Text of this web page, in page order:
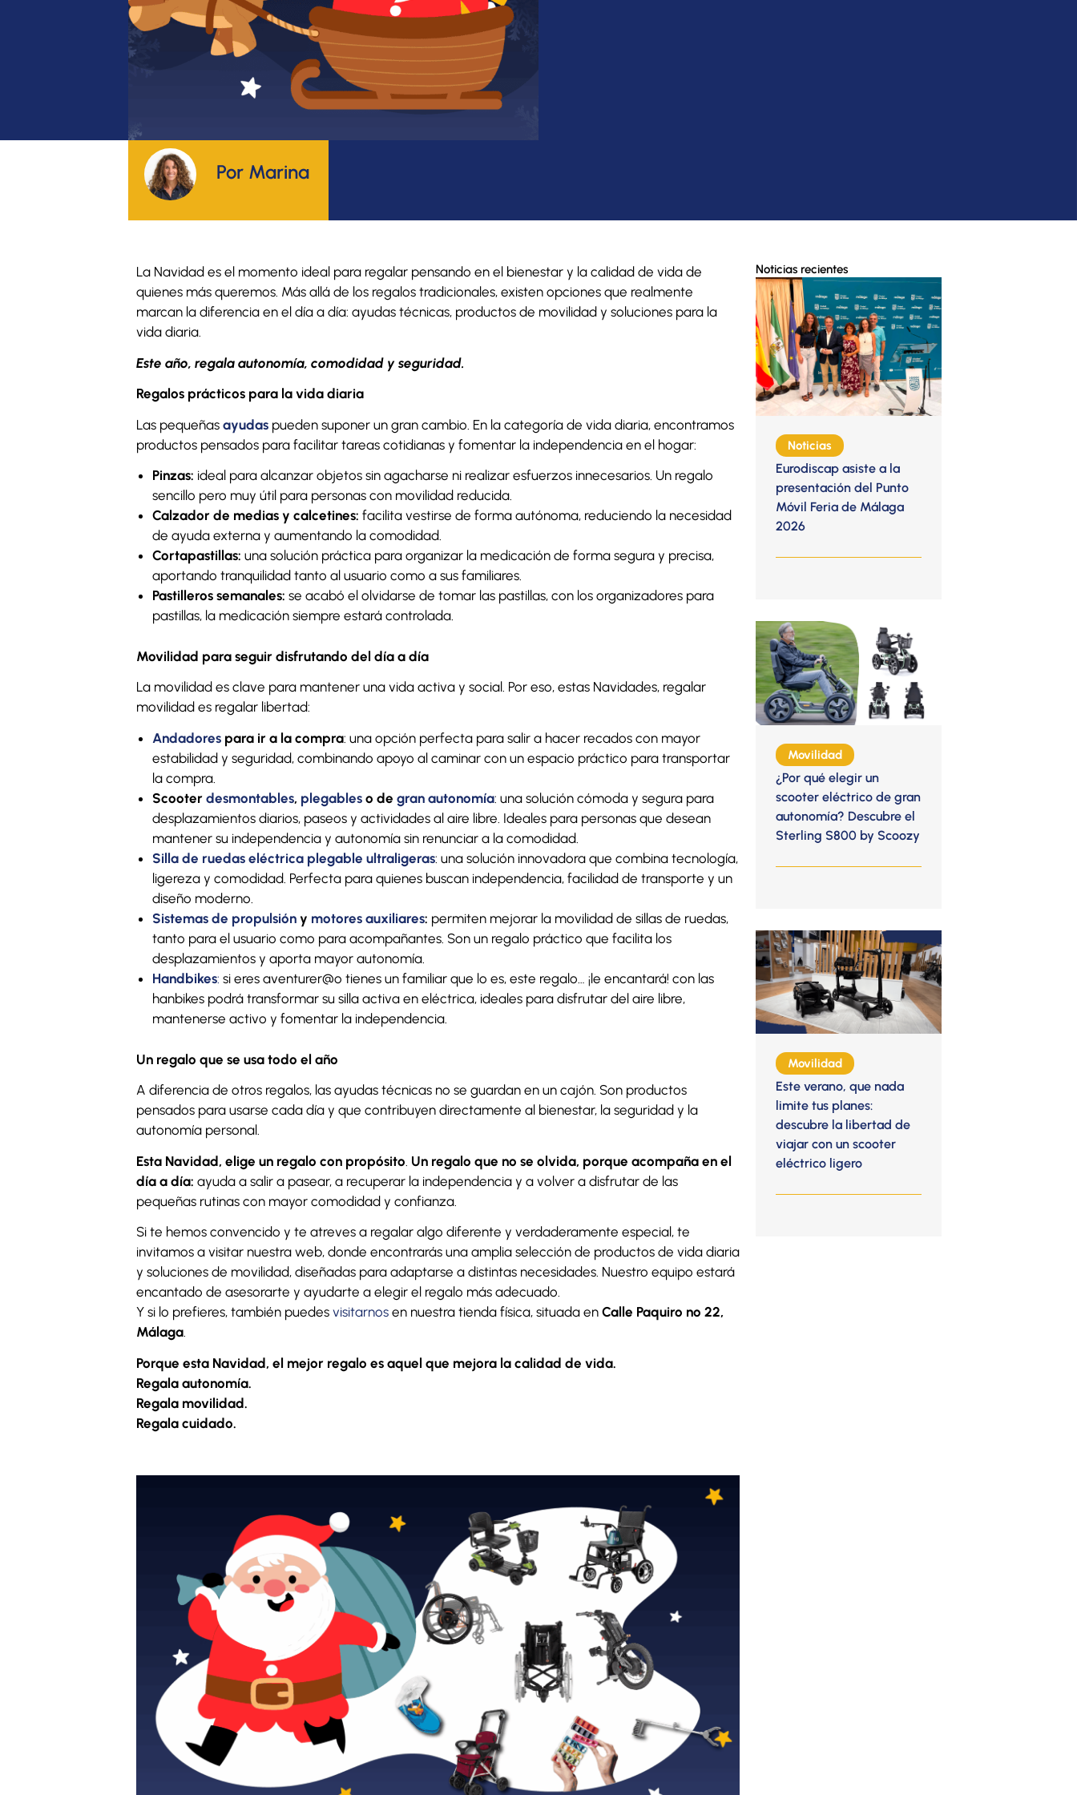
Por Marina
La Navidad es el momento ideal para regalar pensando en el bienestar y la calidad de vida de
quienes más queremos. Más allá de los regalos tradicionales, existen opciones que realmente
marcan la diferencia en el día a día: ayudas técnicas, productos de movilidad y soluciones para la
vida diaria.
Este año, regala autonomía, comodidad y seguridad.
Regalos prácticos para la vida diaria
Las pequeñas ayudaspueden suponer un gran cambio. En la categoría de vida diaria, encontramos
productos pensados para facilitar tareas cotidianas y fomentar la independencia en el hogar:
Pinzas: ideal para alcanzar objetos sin agacharse ni realizar esfuerzos innecesarios. Un regalo
sencillo pero muy útil para personas con movilidad reducida.
Calzador de medias y calcetines: facilita vestirse de forma autónoma, reduciendo la necesidad
de ayuda externa y aumentando la comodidad.
Cortapastillas: una solución práctica para organizar la medicación de forma segura y precisa,
aportando tranquilidad tanto al usuario como a sus familiares.
Pastilleros semanales: se acabó el olvidarse de tomar las pastillas, con los organizadores para
pastillas, la medicación siempre estará controlada.
Movilidad para seguir disfrutando del día a día
La movilidad es clave para mantener una vida activa y social. Por eso, estas Navidades, regalar
movilidad es regalar libertad:
Andadorespara ir a la compra: una opción perfecta para salir a hacer recados con mayor
estabilidad y seguridad, combinando apoyo al caminar con un espacio práctico para transportar
la compra.
Scooter desmontables, plegableso de gran autonomía: una solución cómoda y segura para
desplazamientos diarios, paseos y actividades al aire libre. Ideales para personas que desean
mantener su independencia y autonomía sin renunciar a la comodidad.
Silla de ruedas eléctrica plegable ultraligeras: una solución innovadora que combina tecnología,
ligereza y comodidad. Perfecta para quienes buscan independencia, facilidad de transporte y un
diseño moderno.
Sistemas de propulsióny motores auxiliares: permiten mejorar la movilidad de sillas de ruedas,
tanto para el usuario como para acompañantes. Son un regalo práctico que facilita los
desplazamientos y aporta mayor autonomía.
Handbikes: si eres aventurer@o tienes un familiar que lo es, este regalo… ¡le encantará! con las
hanbikes podrá transformar su silla activa en eléctrica, ideales para disfrutar del aire libre,
mantenerse activo y fomentar la independencia.
Un regalo que se usa todo el año
A diferencia de otros regalos, las ayudas técnicas no se guardan en un cajón. Son productos
pensados para usarse cada día y que contribuyen directamente al bienestar, la seguridad y la
autonomía personal.
Esta Navidad, elige un regalo con propósito Un regalo que no se olvida, porque acompaña en el
día a día: ayuda a salir a pasear, a recuperar la independencia y a volver a disfrutar de las
pequeñas rutinas con mayor comodidad y confianza.
Si te hemos convencido y te atreves a regalar algo diferente y verdaderamente especial, te
invitamos a visitar nuestra web, donde encontrarás una amplia selección de productos de vida diaria
y soluciones de movilidad, diseñadas para adaptarse a distintas necesidades. Nuestro equipo estará
encantado de asesorarte y ayudarte a elegir el regalo más adecuado.
Y si lo prefieres, también puedes visitarnosen nuestra tienda física, situada en Calle Paquiro nº 22,
Málaga.
Porque esta Navidad, el mejor regalo es aquel que mejora la calidad de vida.
Regala autonomía.
Regala movilidad.
Regala cuidado.
Noticias recientes
Noticias
Eurodiscap asiste a la
presentación del Punto
Móvil Feria de Málaga
2026
Movilidad
¿Por qué elegir un
scooter eléctrico de gran
autonomía? Descubre el
Sterling S800 by Scoozy
Movilidad
Este verano, que nada
limite tus planes:
descubre la libertad de
viajar con un scooter
eléctrico ligero